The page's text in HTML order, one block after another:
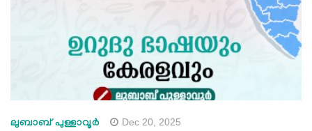
ലുബാബ് പുള്ളാവൂര്‍ Dec 20, 2025